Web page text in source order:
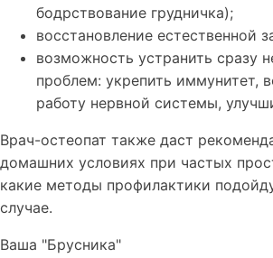
бодрствование грудничка);
восстановление естественной
возможность устранить сразу
проблем: укрепить иммунитет,
работу нервной системы,
Врач-остеопат также даст
домашних условиях при частых
какие методы профилактики
случае.
Ваша "Брусника"